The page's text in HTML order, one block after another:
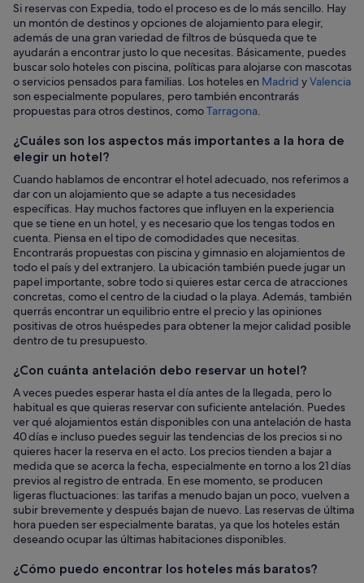
Si reservas con Expedia, todo el proceso es de lo más sencillo. Hay
un montón de destinos y opciones de alojamiento para elegir,
además de una gran variedad de filtros de búsqueda que te
ayudarán a encontrar justo lo que necesitas. Básicamente, puedes
buscar solo hoteles con piscina, políticas para alojarse con mascotas
o servicios pensados para familias. Los hoteles en Madrid yValencia
son especialmente populares, pero también encontrarás
propuestas para otros destinos, comoTarragona.
¿Cuáles son los aspectos más importantes a la hora de
elegir un hotel?
Cuando hablamos de encontrar el hotel adecuado, nos referimos a
dar con un alojamiento que se adapte a tus necesidades
específicas. Hay muchos factores que influyen en la experiencia
que se tiene en un hotel, y es necesario que los tengas todos en
cuenta. Piensa en el tipo de comodidades que necesitas.
Encontrarás propuestas con piscina y gimnasio en alojamientos de
todo el país y del extranjero. La ubicación también puede jugar un
papel importante, sobre todo si quieres estar cerca de atracciones
concretas, como el centro de la ciudad o la playa. Además, también
querrás encontrar un equilibrio entre el precio y las opiniones
positivas de otros huéspedes para obtener la mejor calidad posible
dentro de tu presupuesto.
¿Con cuánta antelación debo reservar un hotel?
A veces puedes esperar hasta el día antes de la llegada, pero lo
habitual es que quieras reservar con suficiente antelación. Puedes
ver qué alojamientos están disponibles con una antelación de hasta
40 días e incluso puedes seguir las tendencias de los precios si no
quieres hacer la reserva en el acto. Los precios tienden a bajar a
medida que se acerca la fecha, especialmente en torno a los 21 días
previos al registro de entrada. En ese momento, se producen
ligeras fluctuaciones: las tarifas a menudo bajan un poco, vuelven a
subir brevemente y después bajan de nuevo. Las reservas de última
hora pueden ser especialmente baratas, ya que los hoteles están
deseando ocupar las últimas habitaciones disponibles.
¿Cómo puedo encontrar los hoteles más baratos?